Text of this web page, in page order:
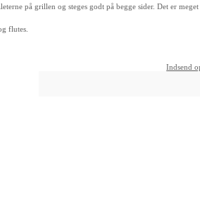
på grillen og steges godt på begge sider. Det er
flutes.
Indsend